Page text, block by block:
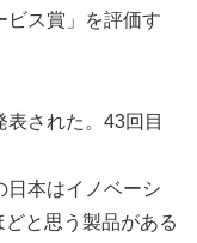
ビス賞」を評価す
された。43回目
日本はイノベーシ
と思う製品がある